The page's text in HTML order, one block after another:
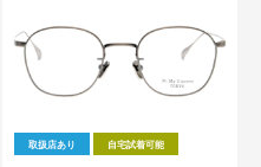
取扱店あり 自宅試着可能